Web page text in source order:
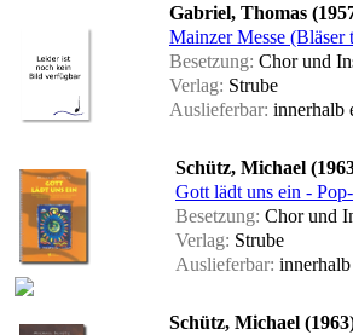
Gabriel, Thomas
Mainzer Messe (Bläser
Besetzung: Chor und
Verlag: Strube
Auslieferbar: innerhalb
Schütz, Michael
Gott lädt uns ein -
Besetzung: Chor und
Verlag: Strube
Auslieferbar:
Schütz, Michael